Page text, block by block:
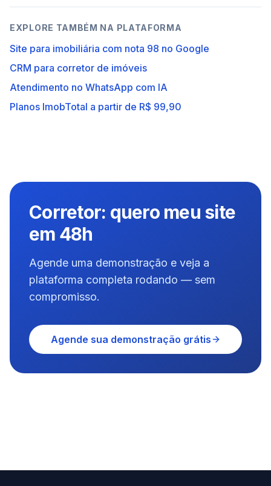
EXPLORE TAMBÉM NA PLATAFORMA
Site para imobiliária com nota 98 no Google
CRM para corretor de imóveis
Atendimento no WhatsApp com IA
Planos ImobTotal a partir de R$ 99,90
Corretor: quero meu site
em 48h
Agende uma demonstração e veja a
plataforma completa rodando — sem
compromisso.
Agende sua demonstração grátis